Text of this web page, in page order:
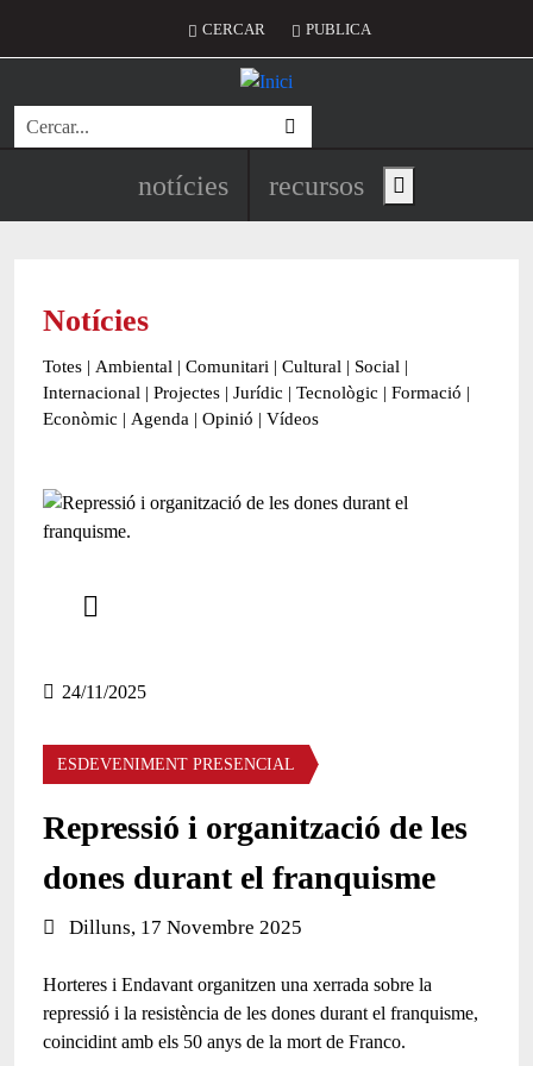
Menú del compte d'usuari
CERCAR PUBLICA
Cerca
Navegació principal de
notícies recursos Show main menu
Notícies
Totes | Ambiental | Comunitari | Cultural | Social |
Internacional | Projectes | Jurídic | Tecnològic | Formació |
Econòmic | Agenda | Opinió | Vídeos
24/11/2025
ESDEVENIMENT PRESENCIAL
Repressió i organització de les
dones durant el franquisme
Data de l'esdeveniment:
Dilluns, 17 Novembre 2025
Horteres i Endavant organitzen una xerrada sobre la
repressió i la resistència de les dones durant el franquisme,
coincidint amb els 50 anys de la mort de Franco.